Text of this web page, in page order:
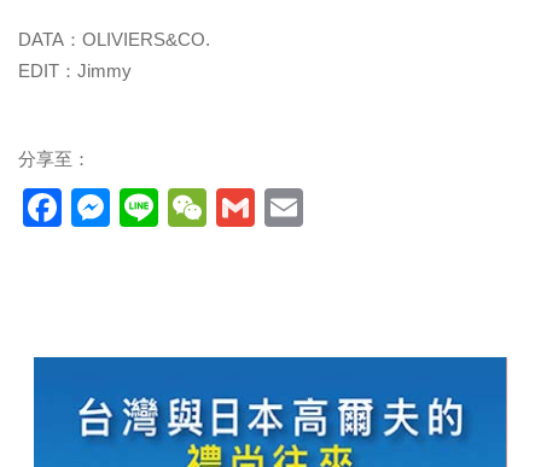
DATA：OLIVIERS&CO.
EDIT：Jimmy
分享至：
Facebook
Messenger
LineWeChat
Gmail